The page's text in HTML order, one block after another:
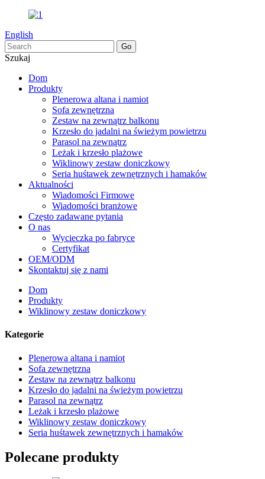
English
Szukaj
Dom
Produkty
Plenerowa altana i namiot
Sofa zewnętrzna
Zestaw na zewnątrz balkonu
Krzesło do jadalni na świeżym powietrzu
Parasol na zewnątrz
Leżak i krzesło plażowe
Wiklinowy zestaw doniczkowy
Seria huśtawek zewnętrznych i hamaków
Aktualności
Wiadomości Firmowe
Wiadomości branżowe
Często zadawane pytania
O nas
Wycieczka po fabryce
Certyfikat
OEM/ODM
Skontaktuj się z nami
Dom
Produkty
Wiklinowy zestaw doniczkowy
Kategorie
Plenerowa altana i namiot
Sofa zewnętrzna
Zestaw na zewnątrz balkonu
Krzesło do jadalni na świeżym powietrzu
Parasol na zewnątrz
Leżak i krzesło plażowe
Wiklinowy zestaw doniczkowy
Seria huśtawek zewnętrznych i hamaków
Polecane produkty